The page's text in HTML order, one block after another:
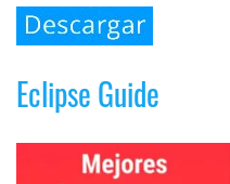
Eclipse Guide